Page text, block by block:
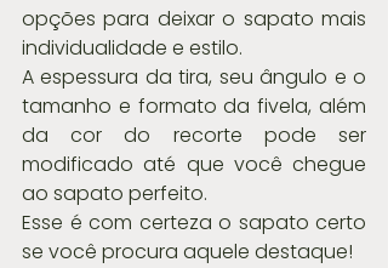
opções para deixar o sapato mais
individualidade e estilo.
A espessura da tira, seu ângulo e o
tamanho e formato da fivela, além
da cor do recorte pode ser
modificado até que você chegue
ao sapato perfeito.
Esse é com certeza o sapato certo
se você procura aquele destaque!